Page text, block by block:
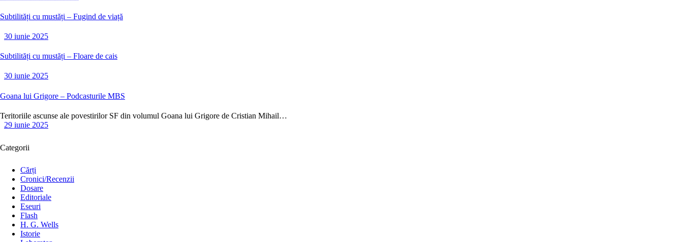
Subtilități cu mustăți – Fugind de viață
30 iunie 2025
Subtilități cu mustăți – Floare de cais
30 iunie 2025
Goana lui Grigore – Podcasturile MBS
Teritoriile ascunse ale povestirilor SF din volumul Goana lui Grigore de Cristian Mihail…
29 iunie 2025
Categorii
Cărți
Cronici/Recenzii
Dosare
Editoriale
Eseuri
Flash
H. G. Wells
Istorie